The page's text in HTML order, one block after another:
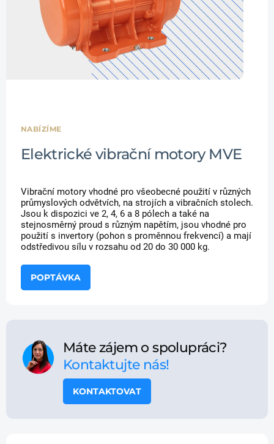
NABÍZÍME
Elektrické vibrační motory MVE
Vibrační motory vhodné pro všeobecné použití v různých
průmyslových odvětvích, na strojích a vibračních stolech.
Jsou k dispozici ve 2, 4, 6 a 8 pólech a také na
stejnosměrný proud s různým napětím, jsou vhodné pro
použití s invertory (pohon s proměnnou frekvencí) a mají
odstředivou sílu v rozsahu od 20 do 30 000 kg.
POPTÁVKA
Máte zájem o spolupráci?
Kontaktujte nás!
KONTAKTOVAT